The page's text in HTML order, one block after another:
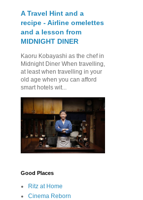
A Travel Hint and a
recipe - Airline omelettes
and a lesson from
MIDNIGHT DINER
Kaoru Kobayashi as the chef in
Midnight Diner When travelling,
at least when travelling in your
old age when you can afford
smart hotels wit...
Good Places
Ritz at Home
Cinema Reborn